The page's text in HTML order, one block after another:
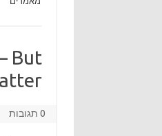
But
0 תגובות